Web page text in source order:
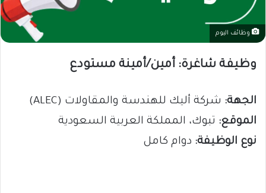
وظائف اليوم
وظيفة شاغرة: أمين/أمينة مستودع
الجهة: شركة أليك للهندسة والمقاولات (ALEC)
الموقع: تبوك، المملكة العربية السعودية
نوع الوظيفة: دوام كامل